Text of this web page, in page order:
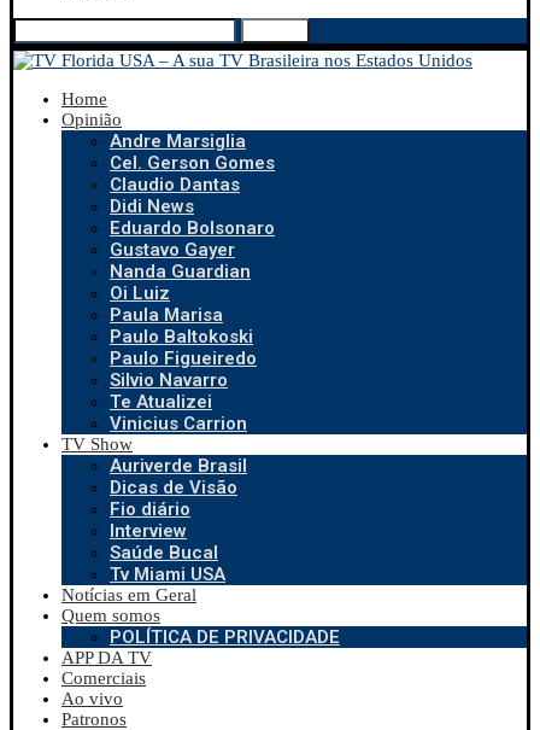
Home
Opinião
Andre Marsiglia
Cel. Gerson Gomes
Claudio Dantas
Didi News
Eduardo Bolsonaro
Gustavo Gayer
Nanda Guardian
Oi Luiz
Paula Marisa
Paulo Baltokoski
Paulo Figueiredo
Silvio Navarro
Te Atualizei
Vinicius Carrion
TV Show
Auriverde Brasil
Dicas de Visão
Fio diário
Interview
Saúde Bucal
Tv Miami USA
Notícias em Geral
Quem somos
POLÍTICA DE PRIVACIDADE
APP DA TV
Comerciais
Ao vivo
Patronos